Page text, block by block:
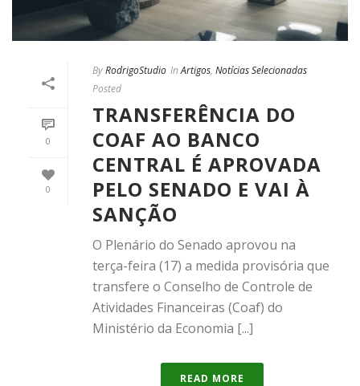
0
0
ByRodrigoStudio In Artigos, Notícias Selecionadas
Posted
TRANSFERÊNCIA DO
COAF AO BANCO
CENTRAL É APROVADA
PELO SENADO E VAI À
SANÇÃO
O Plenário do Senado aprovou na
terça-feira (17) a medida provisória que
transfere o Conselho de Controle de
Atividades Financeiras (Coaf) do
Ministério da Economia [...]
READ MORE